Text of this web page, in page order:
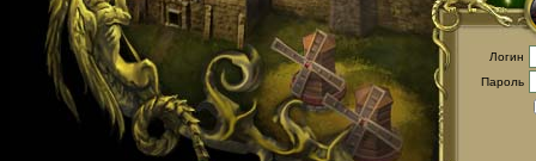
Логин
Пароль